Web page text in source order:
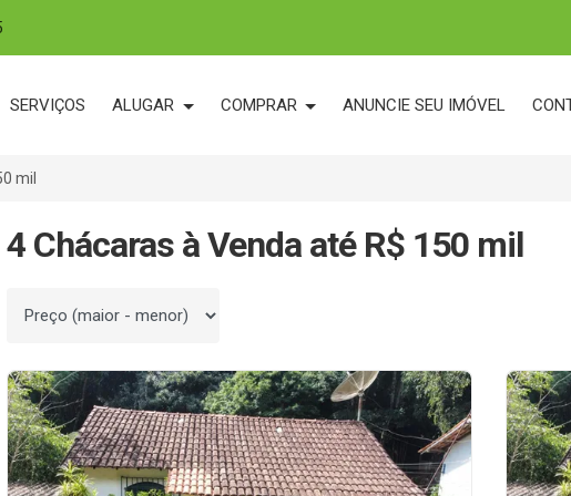
SERVIÇOS ALUGAR COMPRAR ANUNCIE SEU IMÓVEL
mil
4 Chácaras à Venda até R$ 150 mil
Ordenar por